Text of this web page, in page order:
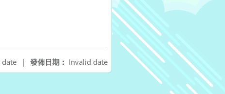
發佈日期： Invalid date
date |